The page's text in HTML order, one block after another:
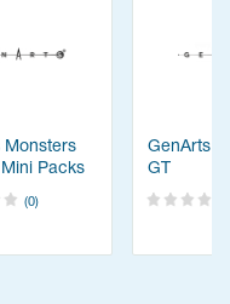
Monsters
Packs
(0)
GenArts
GT